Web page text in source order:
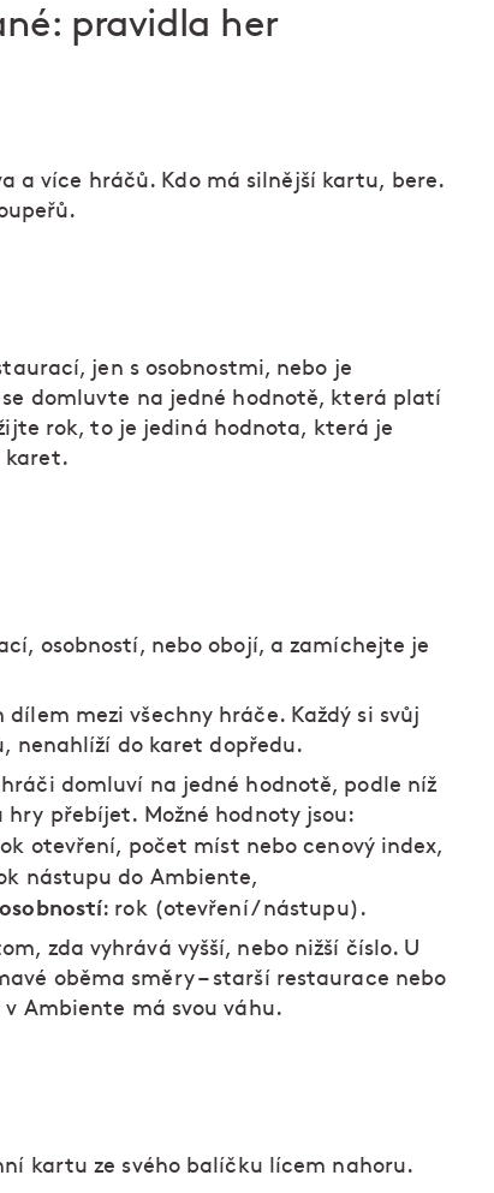
pravidla her
a více hráčů. Kdo má silnější kartu, bere.
jen s osobnostmi, nebo je
domluvte na jedné hodnotě, která platí
rok, to je jediná hodnota, která je
karet.
osobností, nebo obojí, a zamíchejte je
dílem mezi všechny hráče. Každý si svůj
nenahlíží do karet dopředu.
domluví na jedné hodnotě, podle níž
hry přebíjet. Možné hodnoty jsou:
otevření, počet míst nebo cenový index,
nástupu do Ambiente,
: rok (otevření / nástupu).
zda vyhrává vyšší, nebo nižší číslo. U
oběma směry – starší restaurace nebo
Ambiente má svou váhu.
kartu ze svého balíčku lícem nahoru.